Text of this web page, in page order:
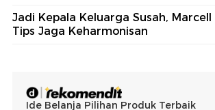
Jadi Kepala Keluarga Susah,
Tips Jaga Keharmonisan